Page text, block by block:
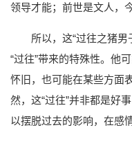
领导才能；前世是文人，
所以，这“过往之猪
“过往”带来的特殊性。他
怀旧，也可能在某些方面
然，这“过往”并非都是好
以摆脱过去的影响，在感